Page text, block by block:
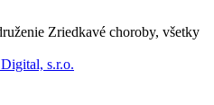
Zriedkavé choroby, všetky
s.r.o.